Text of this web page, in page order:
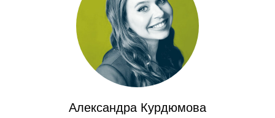
Александра Курдюмова